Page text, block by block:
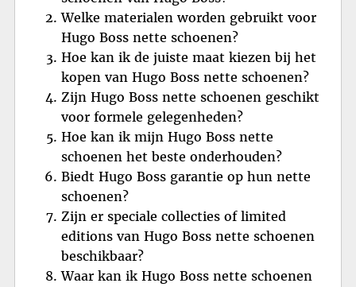
Welke materialen worden gebruikt voor
Hugo Boss nette schoenen?
Hoe kan ik de juiste maat kiezen bij het
kopen van Hugo Boss nette schoenen?
Zijn Hugo Boss nette schoenen geschikt
voor formele gelegenheden?
Hoe kan ik mijn Hugo Boss nette
schoenen het beste onderhouden?
Biedt Hugo Boss garantie op hun nette
schoenen?
Zijn er speciale collecties of limited
editions van Hugo Boss nette schoenen
beschikbaar?
Waar kan ik Hugo Boss nette schoenen